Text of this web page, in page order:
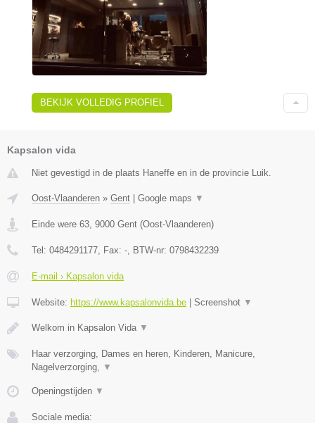
BEKIJK VOLLEDIG PROFIEL
Kapsalon vida
Niet gevestigd in de plaats Haneffe en in de provincie Luik.
Oost-Vlaanderen » Gent | Google maps ▼
Einde were 63 9000 Gent (Oost-Vlaanderen)
Tel: 0484291177 , Fax: - , BTW-nr: 0798432239
E-mail › Kapsalon vida
Website: https://www.kapsalonvida.be | Screenshot ▼
Welkom in Kapsalon Vida ▼
Haar verzorging, Dames en heren, Kinderen, Manicure,
Nagelverzorging,
▼
Openingstijden ▼
Sociale media: